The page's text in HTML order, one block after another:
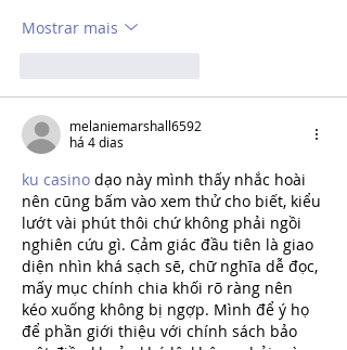
Mostrar mais
melaniemarshall6592
há 4 dias
ku casino dạo này mình thấy nhắc hoài
nên cũng bấm vào xem thử cho biết, kiểu
lướt vài phút thôi chứ không phải ngồi
nghiên cứu gì. Cảm giác đầu tiên là giao
diện nhìn khá sạch sẽ, chữ nghĩa dễ đọc,
mấy mục chính chia khối rõ ràng nên
kéo xuống không bị ngợp. Mình để ý họ
để phần giới thiệu với chính sách bảo